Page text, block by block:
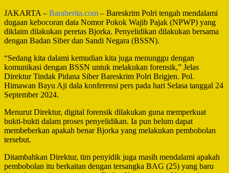
JAKARTA – Baraberita.com – Bareskrim Polri tengah mendalami
dugaan kebocoran data Nomor Pokok Wajib Pajak (NPWP) yang
diklaim dilakukan peretas Bjorka. Penyelidikan dilakukan bersama
dengan Badan Siber dan Sandi Negara (BSSN).
“Sedang kita dalami kemudian kita juga menunggu dengan
komunikasi dengan BSSN untuk melakukan forensik,” Jelas
Direktur Tindak Pidana Siber Bareskrim Polri Brigjen. Pol.
Himawan Bayu Aji dala konferensi pers pada hari Selasa tanggal 24
September 2024.
Menurut Direktur, digital forensik dilakukan guna memperkuat
bukti-bukti dalam proses penyelidikan. Ia pun belum dapat
membeberkan apakah benar Bjorka yang melakukan pembobolan
tersebut.
Ditambahkan Direktur, tim penyidik juga masih mendalami apakah
pembobolan itu berkaitan dengan tersangka BAG (25) yang baru